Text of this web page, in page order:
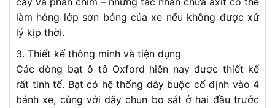
làm hỏng lớp sơn bóng của xe nếu không được xử
lý kịp thời.
3. Thiết kế thông minh và tiện dụng
Các dòng bạt ô tô Oxford hiện nay được thiết kế
rất tinh tế. Bạt có hệ thống dây buộc cố định vào 4
bánh xe, cùng với dây chun bo sát ở hai đầu trước